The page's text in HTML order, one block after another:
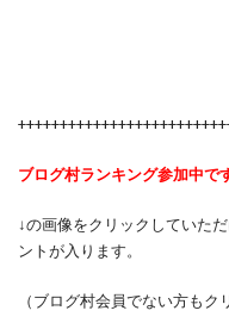
ブログ村ランキング参加中で
↓の画像をクリックしていた
ントが入ります。
（ブログ村会員でない方もク